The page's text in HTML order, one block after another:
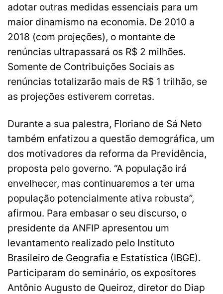
adotar outras medidas essenciais para um
maior dinamismo na economia. De 2010 a
2018 (com projeções), o montante de
renúncias ultrapassará os R$ 2 milhões.
Somente de Contribuições Sociais as
renúncias totalizarão mais de R$ 1 trilhão, se
as projeções estiverem corretas.
Durante a sua palestra, Floriano de Sá Neto
também enfatizou a questão demográfica, um
dos motivadores da reforma da Previdência,
proposta pelo governo. “A população irá
envelhecer, mas continuaremos a ter uma
população potencialmente ativa robusta”,
afirmou. Para embasar o seu discurso, o
presidente da ANFIP apresentou um
levantamento realizado pelo Instituto
Brasileiro de Geografia e Estatística (IBGE).
Participaram do seminário, os expositores
Antônio Augusto de Queiroz, diretor do Diap